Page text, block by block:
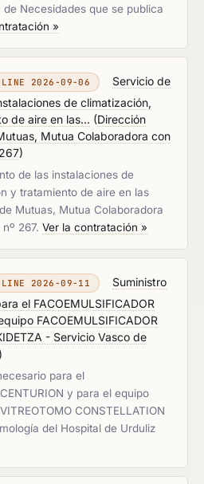
Necesidades que se publica
»
2026-09-06
Servicio de
de climatización,
de aire en las... (Dirección
Mutua Colaboradora con
)
de las instalaciones de
y tratamiento de aire en las
Mutuas, Mutua Colaboradora
267. Ver la contratación »
2026-09-11
Suministro
el FACOEMULSIFICADOR
FACOEMULSIFICADOR
- Servicio Vasco de
para el
y para el equipo
CONSTELLATION
del Hospital de Urduliz